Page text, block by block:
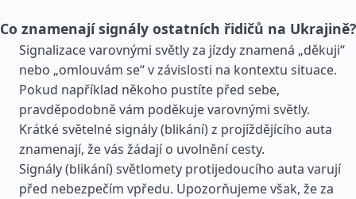
Co znamenají signály ostatních řidičů na Ukrajině?
Signalizace varovnými světly za jízdy znamená „děkuji“
nebo „omlouvám se“ v závislosti na kontextu situace.
Pokud například někoho pustíte před sebe,
pravděpodobně vám poděkuje varovnými světly.
Krátké světelné signály (blikání) z projíždějícího auta
znamenají, že vás žádají o uvolnění cesty.
Signály (blikání) světlomety protijedoucího auta varují
před nebezpečím vpředu. Upozorňujeme však, že za